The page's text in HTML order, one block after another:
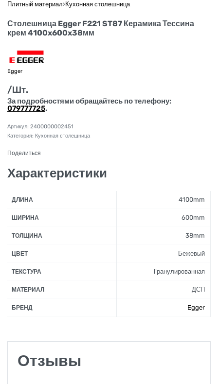
Плитный материал› Кухонная столешница
Столешница Egger F221 ST87 Керамика Тессина
крем 4100x600x38мм
Egger
/Шт.
За подробностями обращайтесь по телефону:
079777725.
2400000002451
Категория: Кухонная столешница
Поделиться
Характеристики
ДЛИНА 4100mm
ШИРИНА 600mm
ТОЛЩИНА 38mm
ЦВЕТ Бежевый
ТЕКСТУРА Гранулированная
МАТЕРИАЛ ДСП
БРЕНД Egger
Отзывы